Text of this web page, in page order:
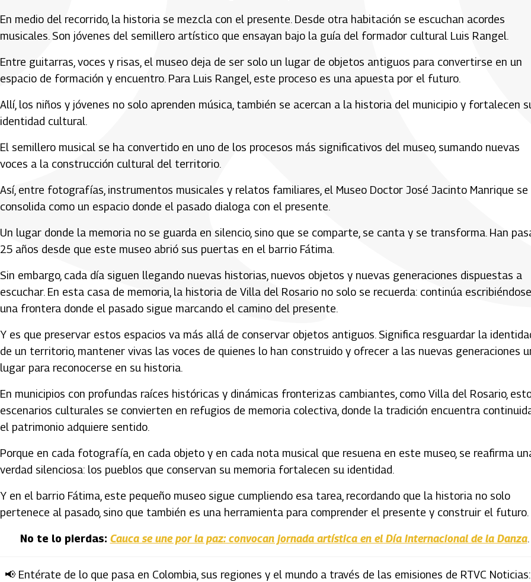
En medio del recorrido, la historia se mezcla con el presente. Desde otra habitación se escuchan acordes
musicales. Son jóvenes del semillero artístico que ensayan bajo la guía del formador cultural Luis Rangel.
Entre guitarras, voces y risas, el museo deja de ser solo un lugar de objetos antiguos para convertirse en un
espacio de formación y encuentro. Para Luis Rangel, este proceso es una apuesta por el futuro.
Allí, los niños y jóvenes no solo aprenden música, también se acercan a la historia del municipio y fortalecen
identidad cultural.
El semillero musical se ha convertido en uno de los procesos más significativos del museo, sumando nuevas
voces a la construcción cultural del territorio.
Así, entre fotografías, instrumentos musicales y relatos familiares, el Museo Doctor José Jacinto Manrique se
consolida como un espacio donde el pasado dialoga con el presente.
Un lugar donde la memoria no se guarda en silencio, sino que se comparte, se canta y se transforma. Han
25 años desde que este museo abrió sus puertas en el barrio Fátima.
Sin embargo, cada día siguen llegando nuevas historias, nuevos objetos y nuevas generaciones dispuestas a
escuchar. En esta casa de memoria, la historia de Villa del Rosario no solo se recuerda: continúa
una frontera donde el pasado sigue marcando el camino del presente.
Y es que preservar estos espacios va más allá de conservar objetos antiguos. Significa resguardar la
de un territorio, mantener vivas las voces de quienes lo han construido y ofrecer a las nuevas generaciones
lugar para reconocerse en su historia.
En municipios con profundas raíces históricas y dinámicas fronterizas cambiantes, como Villa del Rosario,
escenarios culturales se convierten en refugios de memoria colectiva, donde la tradición encuentra
el patrimonio adquiere sentido.
Porque en cada fotografía, en cada objeto y en cada nota musical que resuena en este museo, se reafirma
verdad silenciosa: los pueblos que conservan su memoria fortalecen su identidad.
Y en el barrio Fátima, este pequeño museo sigue cumpliendo esa tarea, recordando que la historia no solo
pertenece al pasado, sino que también es una herramienta para comprender el presente y construir el futuro.
No te lo pierdas: Cauca se une por la paz: convocan jornada artística en el Día Internacional de la Danza.
📢 Entérate de lo que pasa en Colombia, sus regiones y el mundo a través de las emisiones de RTVC